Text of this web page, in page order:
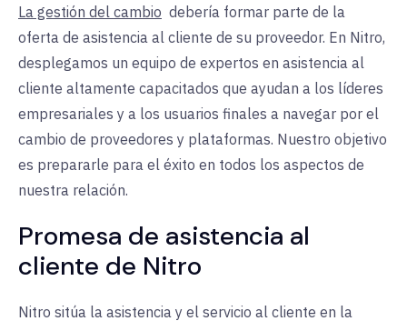
La gestión del cambio debería formar parte de la
oferta de asistencia al cliente de su proveedor. En Nitro,
desplegamos un equipo de expertos en asistencia al
cliente altamente capacitados que ayudan a los líderes
empresariales y a los usuarios finales a navegar por el
cambio de proveedores y plataformas. Nuestro objetivo
es prepararle para el éxito en todos los aspectos de
nuestra relación.
Promesa de asistencia al
cliente de Nitro
Nitro sitúa la asistencia y el servicio al cliente en la